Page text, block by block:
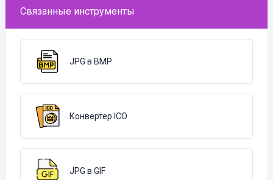
Связанные инструменты
JPG в BMP
Конвертер ICO
JPG в GIF